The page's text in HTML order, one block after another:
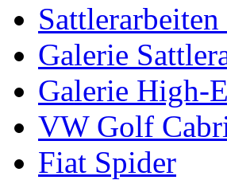
Galerie
Galerie High-
VW Golf
Fiat Spider